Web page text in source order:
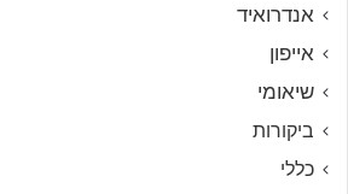
אנדרואיד
אייפון
שיאומי
ביקורות
כללי